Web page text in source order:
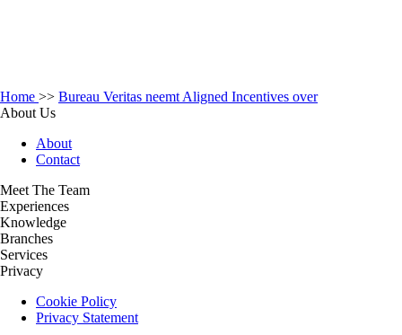
Home >> Bureau Veritas neemt Aligned Incentives over
About Us
About
Contact
Meet The Team
Experiences
Knowledge
Branches
Services
Privacy
Cookie Policy
Privacy Statement